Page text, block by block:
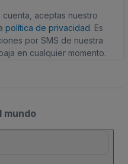
aceptas nuestro
política de privacidad. Es
por SMS de nuestra
en cualquier momento.
mundo